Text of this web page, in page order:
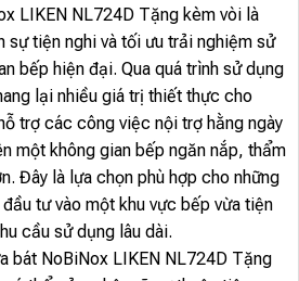
LIKEN NL724D Tặng kèm vòi là
sự tiện nghi và tối ưu trải nghiệm sử
bếp hiện đại. Qua quá trình sử dụng
lại nhiều giá trị thiết thực cho
trợ các công việc nội trợ hằng ngày
một không gian bếp ngăn nắp, thẩm
Đây là lựa chọn phù hợp cho những
tư vào một khu vực bếp vừa tiện
cầu sử dụng lâu dài.
bát NoBiNox LIKEN NL724D Tặng